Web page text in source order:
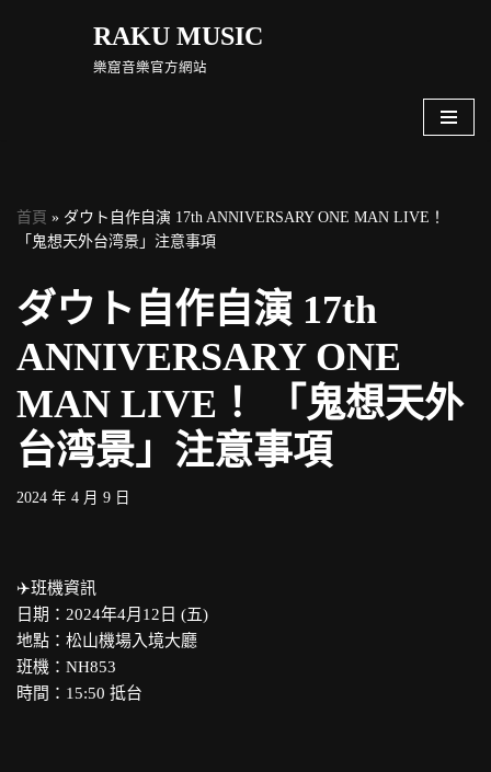
RAKU MUSIC
樂窟音樂官方網站
首頁 » ダウト自作自演 17th ANNIVERSARY ONE MAN LIVE！
「鬼想天外台湾景」注意事項
ダウト自作自演 17th
ANNIVERSARY ONE
MAN LIVE！ 「鬼想天外
台湾景」注意事項
2024 年 4 月 9 日
✈️班機資訊
日期：2024年4月12日 (五)
地點：松山機場入境大廳
班機：NH853
時間：15:50 抵台